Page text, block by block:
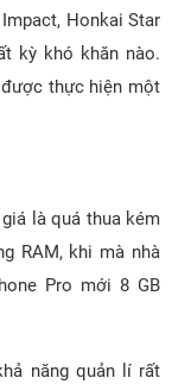
Honkai Star
kỳ khó khăn nào.
thực hiện một
là quá thua kém
RAM, khi mà nhà
Pro mới 8 GB
năng quản lí rất